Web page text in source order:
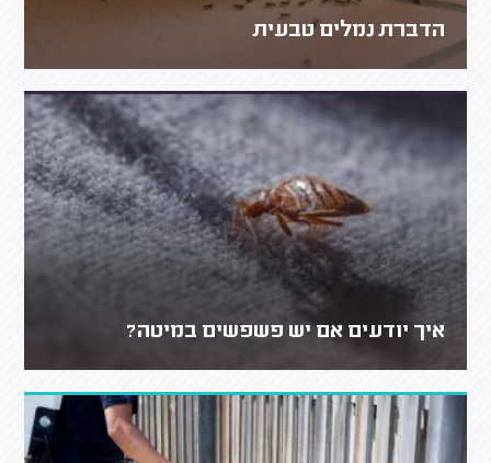
הדברת נמלים טבעית
איך יודעים אם יש פשפשים במיטה?